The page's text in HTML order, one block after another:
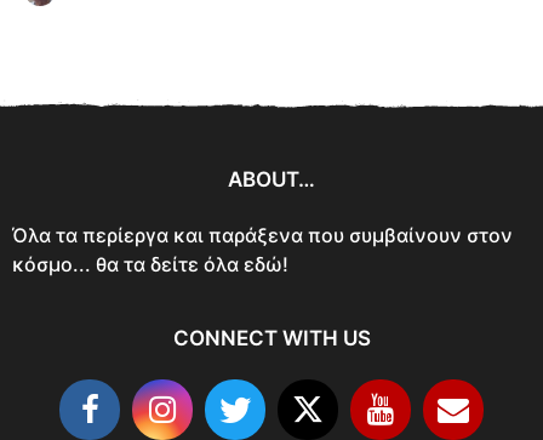
ABOUT…
Όλα τα περίεργα και παράξενα που συμβαίνουν στον
κόσμο... θα τα δείτε όλα εδώ!
CONNECT WITH US